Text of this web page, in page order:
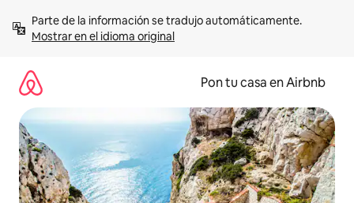
contenidoMostrar en el idioma original
Pon tu casa en Airbnb